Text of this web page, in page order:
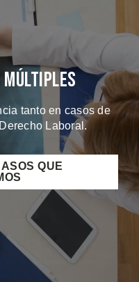
Múltiples
tanto en casos de
Laboral.
QUE